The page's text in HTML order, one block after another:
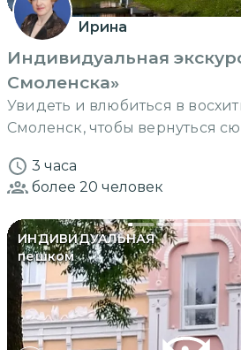
Ирина
Индивидуальная
Смоленска»
Увидеть и влюбиться в
Смоленск, чтобы вернуться
3 часа
более 20 человек
ИНДИВИДУАЛЬНАЯ
пешком